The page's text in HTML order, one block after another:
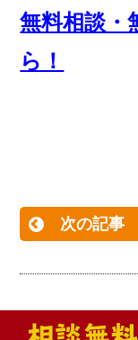
無料相談・
ら！
次の記事